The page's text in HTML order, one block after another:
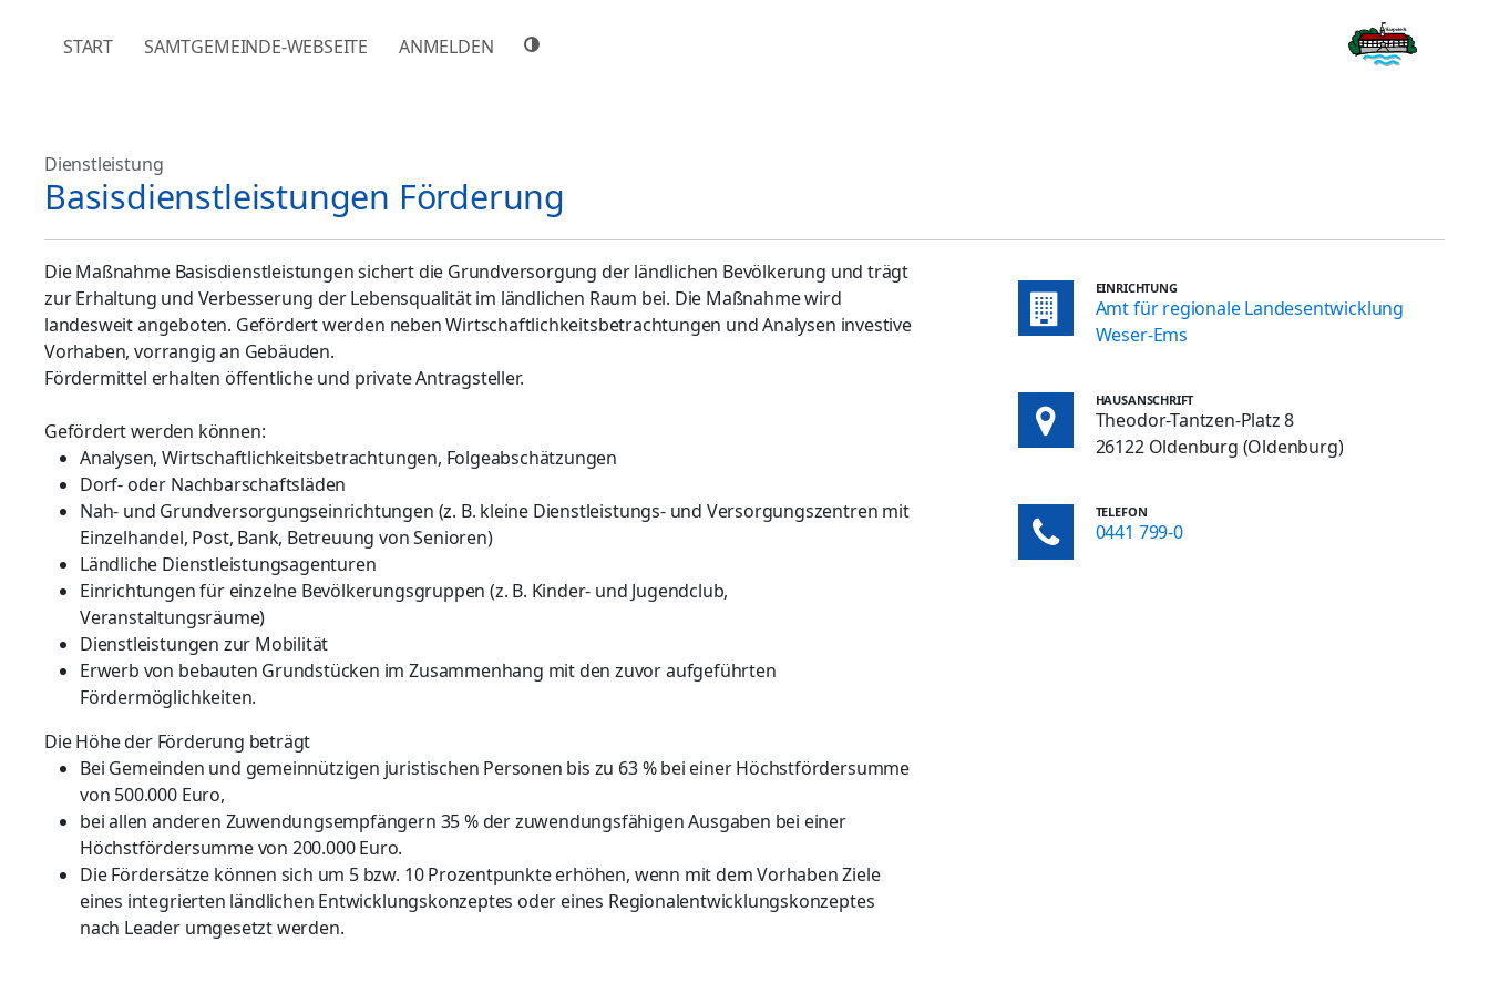
NAVIGATION ÜBERSPRINGEN
START SAMTGEMEINDE-WEBSEITE ANMELDEN
Dienstleistung
Basisdienstleistungen Förderung
Die Maßnahme Basisdienstleistungen sichert die Grundversorgung der ländlichen Bevölkerung und trägt
zur Erhaltung und Verbesserung der Lebensqualität im ländlichen Raum bei. Die Maßnahme wird
landesweit angeboten. Gefördert werden neben Wirtschaftlichkeitsbetrachtungen und Analysen investive
Vorhaben, vorrangig an Gebäuden.
Fördermittel erhalten öffentliche und private Antragsteller.
Gefördert werden können:
Analysen, Wirtschaftlichkeitsbetrachtungen, Folgeabschätzungen
Dorf- oder Nachbarschaftsläden
Nah- und Grundversorgungseinrichtungen (z. B. kleine Dienstleistungs- und Versorgungszentren mit
Einzelhandel, Post, Bank, Betreuung von Senioren)
Ländliche Dienstleistungsagenturen
Einrichtungen für einzelne Bevölkerungsgruppen (z. B. Kinder- und Jugendclub,
Veranstaltungsräume)
Dienstleistungen zur Mobilität
Erwerb von bebauten Grundstücken im Zusammenhang mit den zuvor aufgeführten
Fördermöglichkeiten.
Die Höhe der Förderung beträgt
Bei Gemeinden und gemeinnützigen juristischen Personen bis zu 63 % bei einer Höchstfördersumme
von 500.000 Euro,
bei allen anderen Zuwendungsempfängern 35 % der zuwendungsfähigen Ausgaben bei einer
Höchstfördersumme von 200.000 Euro.
Die Fördersätze können sich um 5 bzw. 10 Prozentpunkte erhöhen, wenn mit dem Vorhaben Ziele
eines integrierten ländlichen Entwicklungskonzeptes oder eines Regionalentwicklungskonzeptes
nach Leader umgesetzt werden.
EINRICHTUNG
Amt für regionale Landesentwicklung
Weser-Ems
HAUSANSCHRIFT
Theodor-Tantzen-Platz 8
26122 Oldenburg (Oldenburg)
TELEFON
0441 799-0